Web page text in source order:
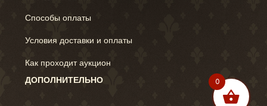
Способы оплаты
Условия доставки и оплаты
Как проходит аукцион
ДОПОЛНИТЕЛЬНО
0